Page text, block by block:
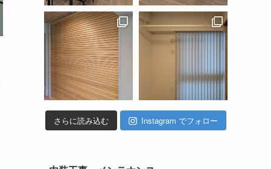
さらに読み込む Instagram でフォロー